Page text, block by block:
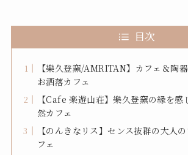
目次
【樂久登窯/AMRITAN】カフェ＆陶
お洒落カフェ
【Cafe 楽遊山荘】樂久登窯の縁を感
然カフェ
【のんきなリス】センス抜群の大人
フェ